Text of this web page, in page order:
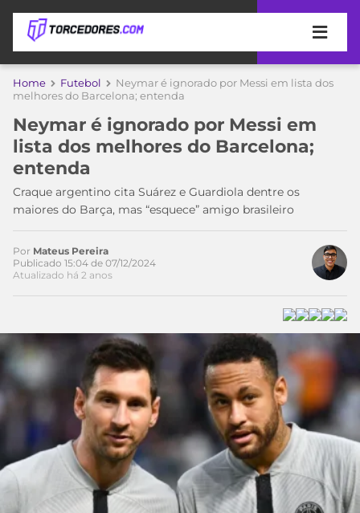
APOSTAS
DE
APOSTA
MELHORES
SITES
DE
APOSTAS
2026
BETBOOM
CÓDIGO
DE
INDICAÇÃO
BET365
CÓDIGO
BETANO
COPA
DO
MUNDO
TIMES
MEU
TIME
PALMEIRAS
CORINTHIANS
SÃO
PAULO
SANTOS
CAMPEONATOS
SÉRIE
LIBERTADORES
COPA
DO
BRASIL
ESPORTIVA
MERCADO
DA
BOLA
PALPITES
Home Futebol
Neymar é ignorado por Messi em lista dos
melhores do Barcelona; entenda
Neymar é ignorado por Messi em
lista dos melhores do Barcelona;
entenda
Craque argentino cita Suárez e Guardiola dentre os
maiores do Barça, mas “esquece” amigo brasileiro
Por Mateus Pereira
Publicado 15:04 de 07/12/2024
Atualizado há 2 anos